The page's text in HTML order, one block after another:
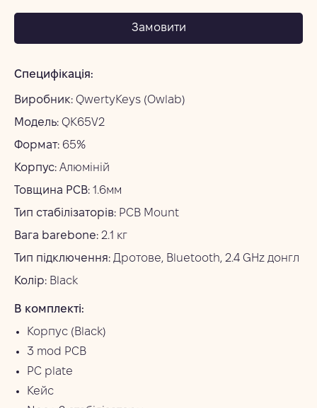
Замовити
Специфікація:
Виробник: QwertyKeys (Owlab)
Модель: QK65V2
Формат: 65%
Корпус: Алюміній
Товщина PCB: 1.6мм
Тип стабілізаторів: PCB Mount
Вага barebone: 2.1 кг
Тип підключення: Дротове, Bluetooth, 2.4 GHz донгл
Колір: Black
В комплекті:
Корпус (Black)
3 mod PCB
PC plate
Кейс